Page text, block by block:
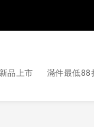
品上市 滿件最低88